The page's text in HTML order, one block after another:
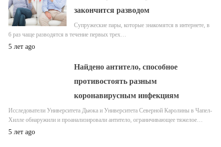
закончится разводом
Супружеские пары, которые знакомятся в интернете, в
6 раз чаще разводятся в течение первых трех…
5 лет ago
Найдено антитело, способное
противостоять разным
коронавирусным инфекциям
Исследователи Университета Дьюка и Университета Северной Каролины в Чапел-
Хилле обнаружили и проанализировали антитело, ограничивающее тяжелое…
5 лет ago